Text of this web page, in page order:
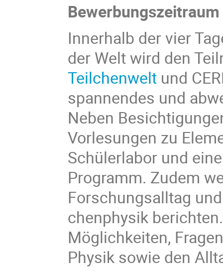
Innerhalb der vier
der Welt wird den
Teilchenwelt und
spannendes und
Neben
Vorlesungen zu
Schülerlabor und
Programm. Zudem
Forschungsalltag
chen­physik
Möglichkeiten,
Physik sowie den